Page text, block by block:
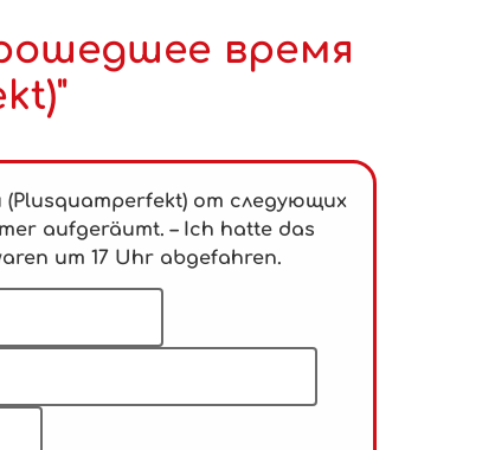
время
от следующих
aufgeräumt. – Ich hatte das
um 17 Uhr abgefahren.